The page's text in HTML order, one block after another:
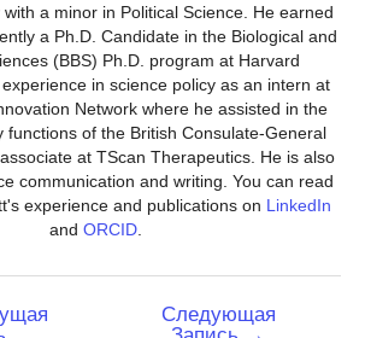
a minor in Political Science. He earned
a Ph.D. Candidate in the Biological and
(BBS) Ph.D. program at Harvard
in science policy as an intern at
Network where he assisted in the
functions of the British Consulate-General
at TScan Therapeutics. He is also
communication and writing. You can read
experience and publications on LinkedIn
and ORCID.
Следующая